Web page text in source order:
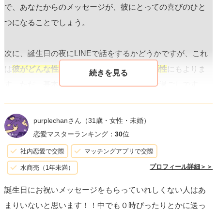
で、あなたからのメッセージが、彼にとっての喜びのひと
つになることでしょう。
次に、誕生日の夜にLINEで話をするかどうかですが、これ
は彼がどんな性格かや、二人の今までの関係性にもよりま
す。ただ、基本的には「お誕生日、いかがお過ごしです
ョンに合うと思います。彼がその日に何をしているか、ど
んな風に過ごしたいのかを尊重する姿勢を見せつつ、興味
を持っていることを伝えることができます。
LINEする際の会話内容については、
切です。あなたが考えたお祝いメッセージから始め、その
purplechanさん （31歳・女性・未婚）
恋愛マスターランキング： 30位
社内恋愛で交際 マッチングアプリで交際
水商売（1年未満） プロフィール詳細＞＞
誕生日にお祝いメッセージをもらっていれしくない人はあ
まりいないと思います！！中でも０時ぴったりとかに送っ